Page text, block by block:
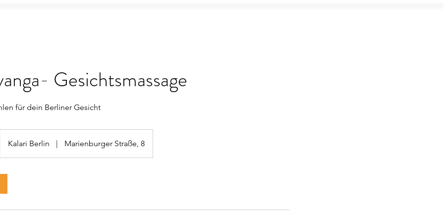
Gesichtsmassage
für dein Berliner Gesicht
Kalari Berlin | Marienburger Straße, 8